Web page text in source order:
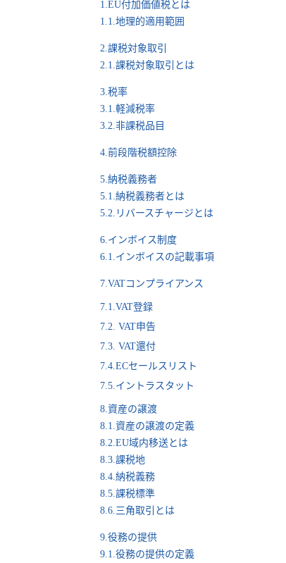
1.EU付加価値税とは
1.1.地理的適用範囲
2.課税対象取引
2.1.課税対象取引とは
3.税率
3.1.軽減税率
3.2.非課税品目
4.前段階税額控除
5.納税義務者
5.1.納税義務者とは
5.2.リバースチャージとは
6.インボイス制度
6.1.インボイスの記載事項
7.VATコンプライアンス
7.1.VAT登録
7.2. VAT申告
7.3. VAT還付
7.4.ECセールスリスト
7.5.イントラスタット
8.資産の譲渡
8.1.資産の譲渡の定義
8.2.EU域内移送とは
8.3.課税地
8.4.納税義務
8.5.課税標準
8.6.三角取引とは
9.役務の提供
9.1.役務の提供の定義